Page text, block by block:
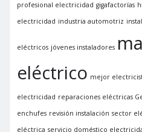
profesional electricidad gigafactorías
electricidad industria automotriz
eléctricos jóvenes instaladores
eléctrico mejor
electricidad reparaciones eléctricas
enchufes revisión instalación sector
eléctrica servicio doméstico